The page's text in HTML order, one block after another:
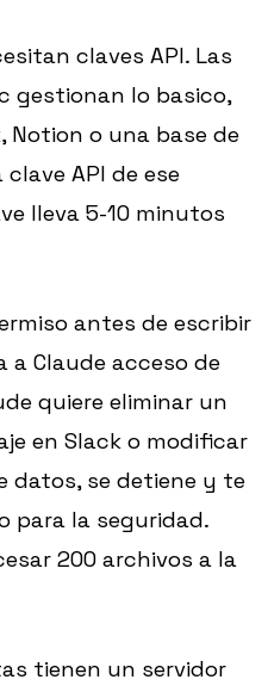
claves API. Las
gestionan lo basico,
Notion o una base de
API de ese
lleva 5-10 minutos
antes de escribir
a Claude acceso de
quiere eliminar un
en Slack o modificar
datos, se detiene y te
para la seguridad.
200 archivos a la
tienen un servidor